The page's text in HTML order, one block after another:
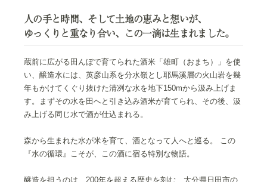
人の手と時間、そして土地の恵みと想いが、
ゆっくりと重なり合い、この一滴は生まれました。
蔵前に広がる田んぼで育てられた酒米「雄町（おまち）」を使
い、醸造水には、英彦山系を分水嶺とし耶馬溪層の火山岩を幾
年もかけてくぐり抜けた清冽な水を地下150mから汲み上げま
す。まずその水を田へと引き込み酒米が育てられ、その後、汲
み上げる同じ水で酒が仕込まれる。
森から生まれた水が米を育て、酒となって人へと巡る。 この
『水の循環』こそが、この酒に宿る特別な物語。
醸造を担うのは、200年を超える歴史を刻む、大分県日田市の